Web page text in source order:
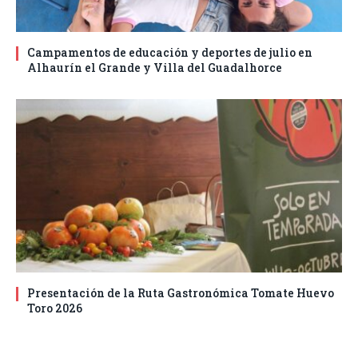
Campamentos de educación y deportes de julio en
Alhaurín el Grande y Villa del Guadalhorce
Presentación de la Ruta Gastronómica Tomate Huevo
Toro 2026